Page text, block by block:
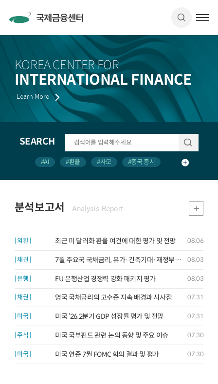
KOREA CENTER FOR
INTERNATIONAL FINANCE
Learn More
SEARCH
#AI #환율 #사모
#중국 증시
분석보고서 Analysis Report
| 외환 | 최근 미 달러화 환율 여건에 대한 평가 및 전망 08.06
| 채권 | 7월 주요국 국채금리, 유가·긴축기대·재정부담 중첩 속 상승 08.03
| 은행 | EU 은행산업 경쟁력 강화 패키지 평가 08.03
| 채권 | 영국 국채금리의 고수준 지속 배경과 시사점 07.31
| 미국 | 미국 ‘26.2분기 GDP 성장률 평가 및 전망 07.31
| 주식 | 미국 국부펀드 관련 논의 동향 및 주요 이슈 07.30
| 미국 | 미국 연준 7월 FOMC 회의 결과 및 평가 07.30